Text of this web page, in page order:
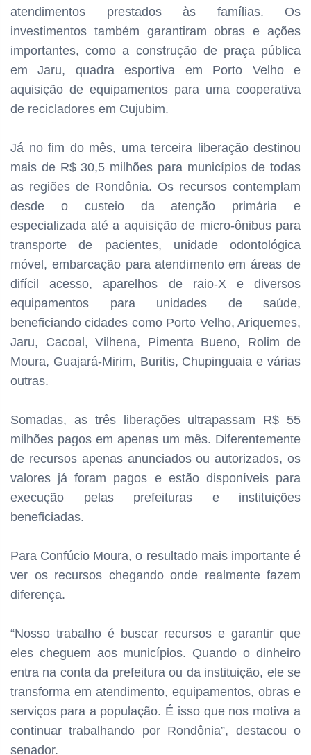
atendimentos prestados às famílias. Os
investimentos também garantiram obras e ações
importantes, como a construção de praça pública
em Jaru, quadra esportiva em Porto Velho e
aquisição de equipamentos para uma cooperativa
de recicladores em Cujubim.
Já no fim do mês, uma terceira liberação destinou
mais de R$ 30,5 milhões para municípios de todas
as regiões de Rondônia. Os recursos contemplam
desde o custeio da atenção primária e
especializada até a aquisição de micro-ônibus para
transporte de pacientes, unidade odontológica
móvel, embarcação para atendimento em áreas de
difícil acesso, aparelhos de raio-X e diversos
equipamentos para unidades de saúde,
beneficiando cidades como Porto Velho, Ariquemes,
Jaru, Cacoal, Vilhena, Pimenta Bueno, Rolim de
Moura, Guajará-Mirim, Buritis, Chupinguaia e várias
outras.
Somadas, as três liberações ultrapassam R$ 55
milhões pagos em apenas um mês. Diferentemente
de recursos apenas anunciados ou autorizados, os
valores já foram pagos e estão disponíveis para
execução pelas prefeituras e instituições
beneficiadas.
Para Confúcio Moura, o resultado mais importante é
ver os recursos chegando onde realmente fazem
diferença.
“Nosso trabalho é buscar recursos e garantir que
eles cheguem aos municípios. Quando o dinheiro
entra na conta da prefeitura ou da instituição, ele se
transforma em atendimento, equipamentos, obras e
serviços para a população. É isso que nos motiva a
continuar trabalhando por Rondônia”, destacou o
senador.